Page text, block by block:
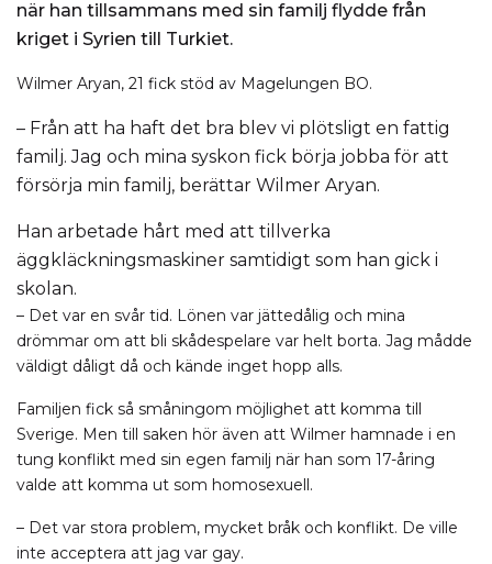
när han tillsammans med sin familj flydde från
kriget i Syrien till Turkiet.
Wilmer Aryan, 21 fick stöd av Magelungen BO.
– Från att ha haft det bra blev vi plötsligt en fattig
familj. Jag och mina syskon fick börja jobba för att
försörja min familj, berättar Wilmer Aryan.
Han arbetade hårt med att tillverka
äggkläckningsmaskiner samtidigt som han gick i
skolan.
– Det var en svår tid. Lönen var jättedålig och mina
drömmar om att bli skådespelare var helt borta. Jag mådde
väldigt dåligt då och kände inget hopp alls.
Familjen fick så småningom möjlighet att komma till
Sverige. Men till saken hör även att Wilmer hamnade i en
tung konflikt med sin egen familj när han som 17-åring
valde att komma ut som homosexuell.
– Det var stora problem, mycket bråk och konflikt. De ville
inte acceptera att jag var gay.